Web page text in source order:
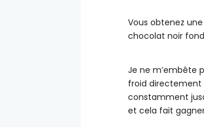
Vous obtenez
chocolat noir
Je ne m’embête
froid directement
constamment
et cela fait